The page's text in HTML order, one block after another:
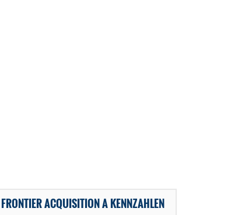
FRONTIER ACQUISITION A KENNZAHLEN